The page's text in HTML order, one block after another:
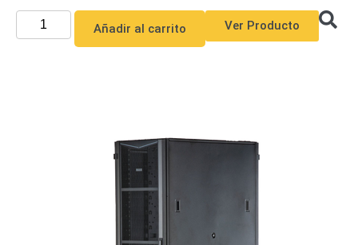
Añadir al carrito Ver Producto